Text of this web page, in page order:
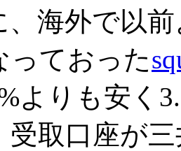
、海外で以
っておった
よりも安く
受取口座が